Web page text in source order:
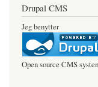
Drupal CMS
Jeg benytter
Open source CMS